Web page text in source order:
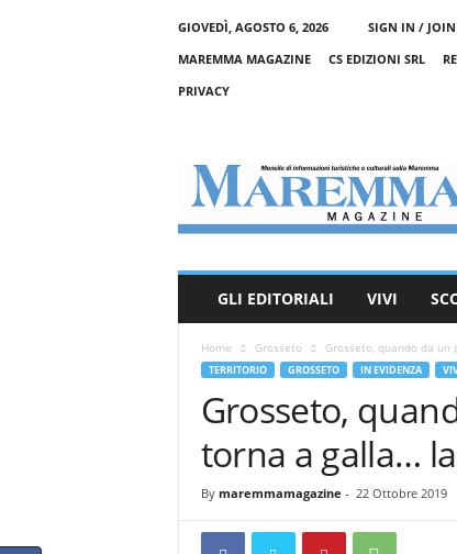
GIOVEDÌ, AGOSTO 6, 2026
SIGN IN / JOIN
MAREMMA MAGAZINE
CS EDIZIONI SRL
PRIVACY
m
GLI EDITORIALI VIVI
Home Grosseto Grosseto, quando da
TERRITORIO GROSSETO IN EVIDENZA
Grosseto,
torna a galla…
By maremmamagazine - 22 Ottobre 2019